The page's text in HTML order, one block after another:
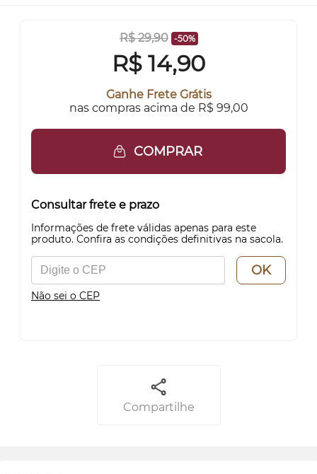
R$ 29,90 -50%
R$ 14,90
Ganhe Frete Grátis
nas compras acima de R$ 99,00
COMPRAR
Consultar frete e prazo
Informações de frete válidas apenas para este
produto. Confira as condições definitivas na sacola.
OK
Não sei o CEP
Compartilhe